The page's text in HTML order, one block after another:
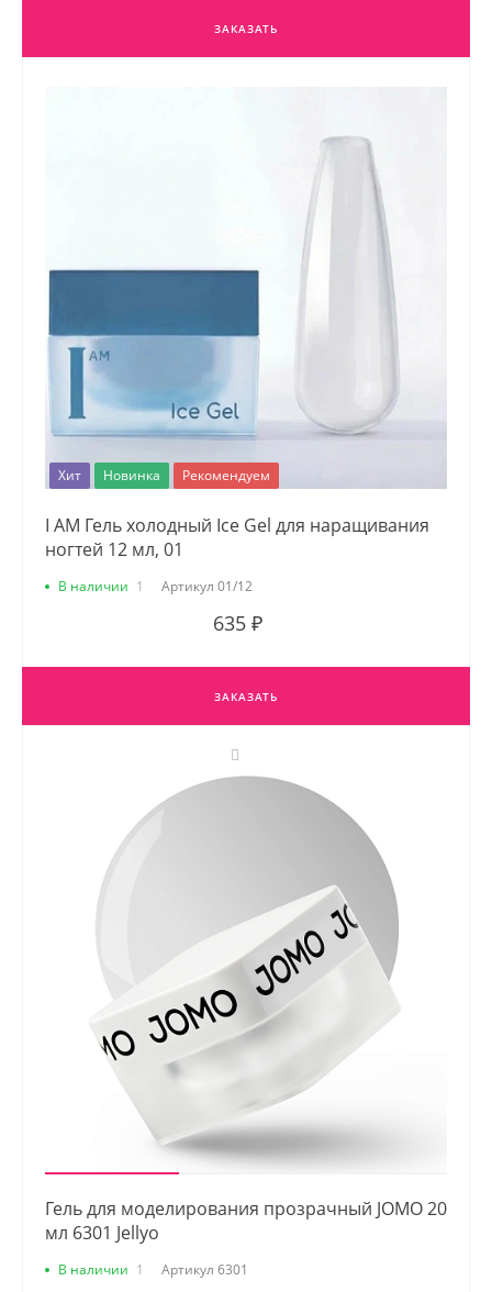
ЗАКАЗАТЬ
Хит Новинка Рекомендуем
I AM Гель холодный Ice Gel для наращивания
ногтей 12 мл, 01
В наличии 1 Артикул 01/12
635 ₽
ЗАКАЗАТЬ
Гель для моделирования прозрачный JOMO 20
мл 6301 Jellyo
В наличии 1 Артикул 6301